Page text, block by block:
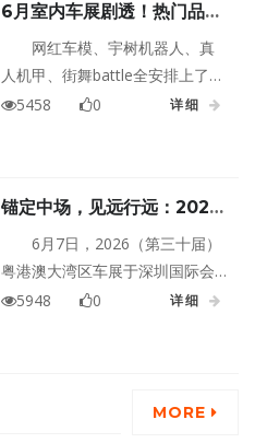
展10大活动逐一解锁，现中原国
际车展门票限时免费，点击页面
下方按钮即可领取！
6月室内车展剧透！热门品牌
+网红车模+万元现金补贴，
尚格南宁车展免费门票限时
网红车模、宇树机器人、真
人机甲、街舞battle全安排上了。
现在不抢南宁车展门票，到时候
个品牌，超700款热门车型，燃
油、混动、纯电全覆盖，数十款
新车在南宁首次亮相。
5458 0 详细
锚定中场，见远行远：2026
粤港澳大湾区车展圆满闭幕
6月7日，2026（第三十届）
粤港澳大湾区车展于深圳国际会
展中心（宝安）圆满闭幕，展会
现多元特色场景，为技术融合与
5948 0 详细
MORE